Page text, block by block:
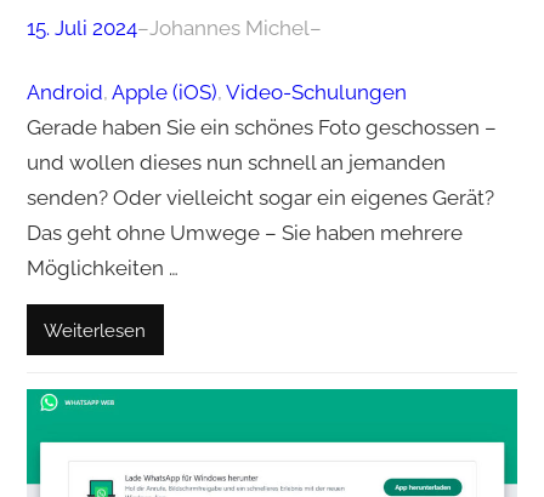
15. Juli 2024–Johannes Michel–
Android, Apple (iOS), Video-Schulungen
Gerade haben Sie ein schönes Foto geschossen –
und wollen dieses nun schnell an jemanden
senden? Oder vielleicht sogar ein eigenes Gerät?
Das geht ohne Umwege – Sie haben mehrere
Möglichkeiten …
Weiterlesen